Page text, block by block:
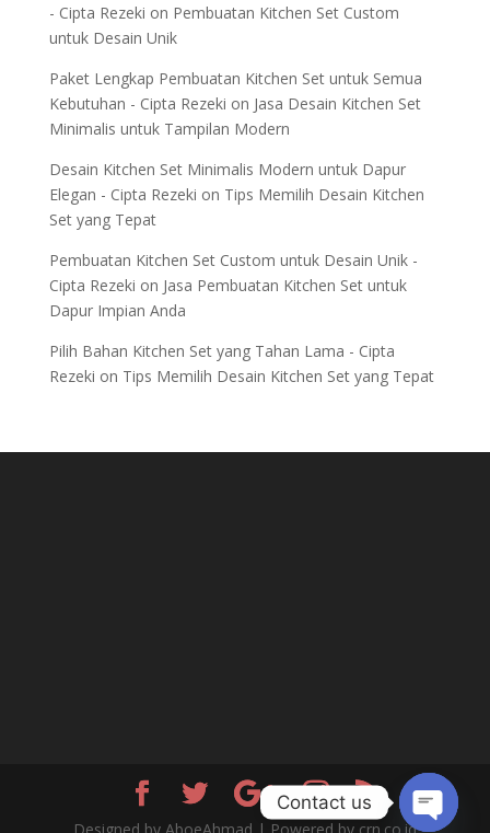
- Cipta Rezeki on Pembuatan Kitchen Set Custom
untuk Desain Unik
Paket Lengkap Pembuatan Kitchen Set untuk Semua
Kebutuhan - Cipta Rezeki on Jasa Desain Kitchen Set
Minimalis untuk Tampilan Modern
Desain Kitchen Set Minimalis Modern untuk Dapur
Elegan - Cipta Rezeki on Tips Memilih Desain Kitchen
Set yang Tepat
Pembuatan Kitchen Set Custom untuk Desain Unik -
Cipta Rezeki on Jasa Pembuatan Kitchen Set untuk
Dapur Impian Anda
Pilih Bahan Kitchen Set yang Tahan Lama - Cipta
Rezeki on Tips Memilih Desain Kitchen Set yang Tepat
Contact us